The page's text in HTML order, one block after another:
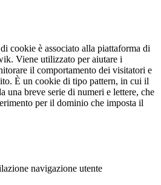
cookie è associato alla piattaforma di
Viene utilizzato per aiutare i
il comportamento dei visitatori e
È un cookie di tipo pattern, in cui il
una breve serie di numeri e lettere, che
per il dominio che imposta il
navigazione utente